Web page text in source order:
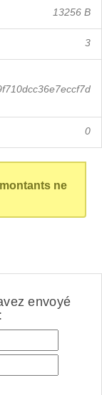
13256 B
3
0
ne
envoyé